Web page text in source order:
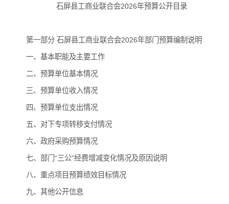
石屏县工商业联合会2026年预算公开目录
第一部分 石屏县工商业联合会2026年部门预算编制说明
一、基本职能及主要工作
二、预算单位基本情况
三、预算单位收入情况
四、预算单位支出情况
五、对下专项转移支付情况
六、政府采购预算情况
七、部门“三公”经费增减变化情况及原因说明
八、重点项目预算绩效目标情况
九、其他公开信息